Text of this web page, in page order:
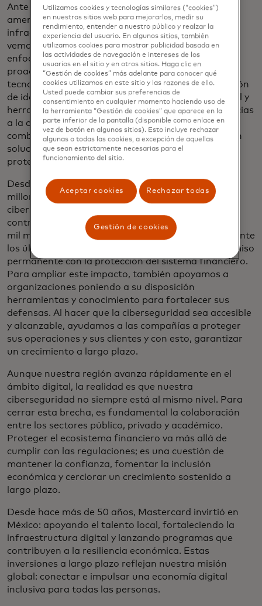
Ante la creciente sofisticación y complejidad de las
amenazas cibernéticas, es urgente contar con una
infraestructura digital resiliente. En Mastercard,
vemos esto como un llamado a la acción. Nuestro
enfoque en ciberseguridad se basa en la evaluación
proactiva de riesgos y en el uso responsable de
tecnologías como inteligencia artificial, la verificación
de identidad, la detección de fraudes en tiempo real y
herramientas de autenticación avanzada. Hoy, gracias
a la colaboración con Recorded Future, podemos
combinar la inteligencia global de las amenazas con
soluciones avanzadas de gestión de riesgos para
proteger los ecosistemas a gran escala.
Desde 2018, Mastercard invirtió más de 10.7 mil
millones de dólares a nivel global en innovación en
ciberseguridad. Tecnologías como Safety Net, que
contribuyó en la prevención de pérdidas por casi 50
mil millones de dólares en potenciales fraudes durante
los últimos tres años, forman parte de un compromiso
permanente con la protección del sistema financiero.
Para ampliar este impacto, también apoyamos a
organizaciones poniendo a su disposición
herramientas y conocimiento para fortalecer sus
defensas. Al hacer que la ciberseguridad sea accesible
y alcanzable, ayudamos a las compañías a proteger
sus operaciones y sus clientes y con esto, garantizar
un crecimiento a largo plazo.
Aunque nuestra región avanza rápidamente en el
ámbito digital, la realidad es que nuestra
ciberseguridad no siempre está al mismo nivel. Para
cerrar esta brecha, es fundamental la colaboración
entre los sectores público, privado y académico.
Proteger el ecosistema financiero va más allá de
cumplir con las regulaciones; es una cuestión de
mantener la confianza, fomentar la inclusión
económica y cerciorar un crecimiento sostenido a
largo plazo.
Desde hace más de 50 años, Mastercard invirtió en
México: apoyando el talento local, fortaleciendo la
infraestructura digital y lanzando programas que
contribuyen a la resiliencia económica. Estas
inversiones a largo plazo reflejan nuestra misión
global: conectar e impulsar una economía digital
inclusiva para todas las personas.
Utilizamos cookies y tecnologías similares (“cookies”)
en nuestros sitios web para mejorarlos, medir su
rendimiento, entender a nuestro público y realzar la
experiencia del usuario. En algunos sitios, también
utilizamos cookies para mostrar publicidad basada en
las actividades de navegación e intereses de los
usuarios en el sitio y en otros sitios. Haga clic en
“Gestión de cookies” más adelante para conocer qué
cookies utilizamos en este sitio y las razones de ello.
Usted puede cambiar sus preferencias de
consentimiento en cualquier momento haciendo uso de
la herramienta “Gestión de cookies” que aparece en la
parte inferior de la pantalla (disponible como enlace en
vez de botón en algunos sitios). Esto incluye rechazar
algunas o todas las cookies, a excepción de aquellas
que sean estrictamente necesarias para el
funcionamiento del sitio.
Aceptar cookies Rechazar todas
Gestión de cookies